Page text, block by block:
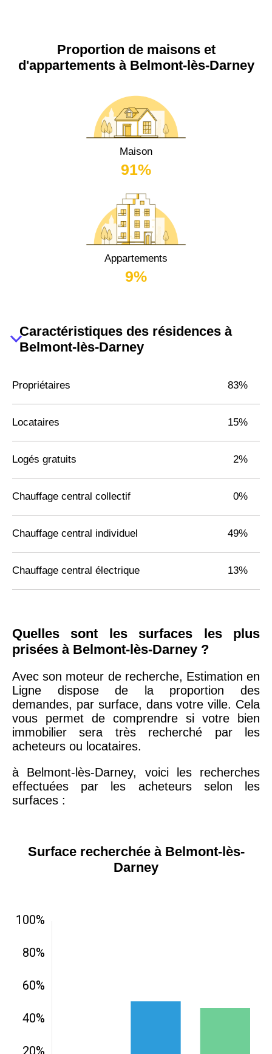
Proportion de maisons et
d'appartements à Belmont-lès-Darney
Maison
91%
Appartements
9%
Caractéristiques des résidences à
Belmont-lès-Darney
Propriétaires 83%
Locataires 15%
Logés gratuits 2%
Chauffage central collectif 0%
Chauffage central individuel 49%
Chauffage central électrique 13%
Quelles sont les surfaces les plus
prisées à Belmont-lès-Darney ?
Avec son moteur de recherche, Estimation en
Ligne dispose de la proportion des
demandes, par surface, dans votre ville. Cela
vous permet de comprendre si votre bien
immobilier sera très recherché par les
acheteurs ou locataires.
à Belmont-lès-Darney, voici les recherches
effectuées par les acheteurs selon les
surfaces :
Surface recherchée à Belmont-lès-
Darney